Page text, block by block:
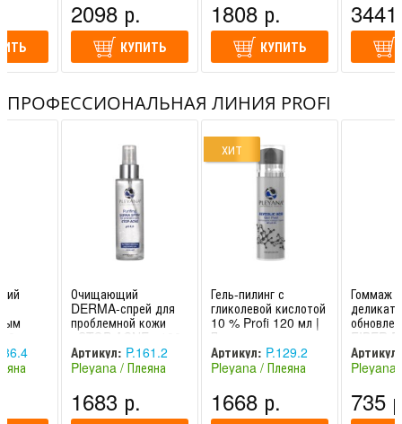
2098 р.
КУПИТЬ
1808 р.
КУПИТЬ
ПРОФЕССИОНАЛЬНАЯ ЛИНИЯ PROFI
Очищающий
DERMA-спрей для
проблемной кожи
«STOP-ACNE» 100
мл | Плеяна
Артикул: P.161.2
Pleyana / Плеяна
1683 р.
ХИТ
Гель-пилинг с
гликолевой кислотой
10 % Profi 120 мл |
Плеяна
Артикул: P.129.2
Pleyana / Плеяна
1668 р.
Гоммаж
FIBER
200 мл |
Артикул:
Pleyana
735